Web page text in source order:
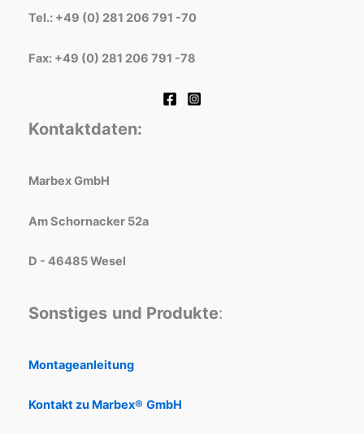
Tel.: +49 (0) 281 206 791 -70
Fax: +49 (0) 281 206 791 -78
Kontaktdaten:
Marbex GmbH
Am Schornacker 52a
D - 46485 Wesel
Sonstiges und Produkte:
Montageanleitung
Kontakt zu Marbex® GmbH